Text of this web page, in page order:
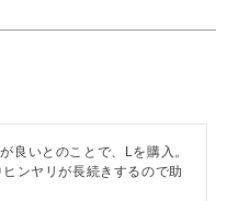
良いとのことで、Lを購入。
ンヤリが長続きするので助